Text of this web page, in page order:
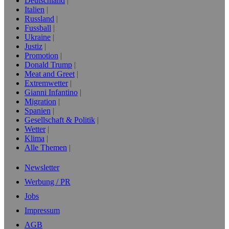
Italien
Russland
Fussball
Ukraine
Justiz
Promotion
Donald Trump
Meat and Greet
Extremwetter
Gianni Infantino
Migration
Spanien
Gesellschaft & Politik
Wetter
Klima
Alle Themen
Newsletter
Werbung / PR
Jobs
Impressum
AGB